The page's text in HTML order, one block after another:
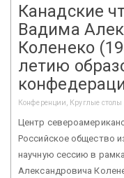
Канадские
Вадима
Коленеко
летию
Конференции, Круглые столы
Центр
Российское общество
научную сессию в
Александровича